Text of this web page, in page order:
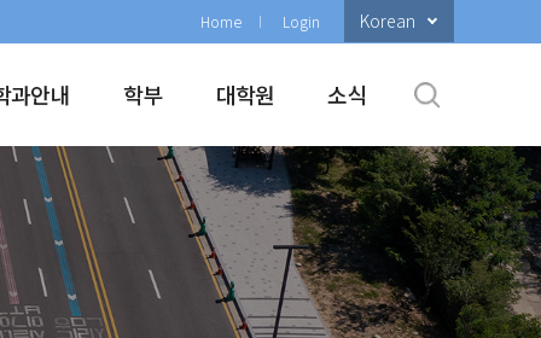
Home Login Korean
과안내 학부 대학원 소식